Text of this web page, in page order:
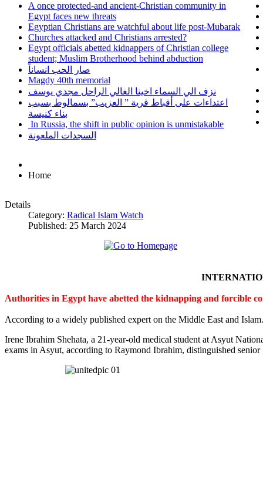
A once protected-and ancient-Christian community in
Egypt faces new threats
Egyptian Christians are watchful about life post-Mubarak
Churches attacked and Christians arrested?
Egypt officials abetted kidnappers of Christian college
student; Muslim Brotherhood behind abduction
صار الحب انساناً
Magdy 40th memorial
نزف الي السماء اخينا الغالي الراحل مجدي يوسف
اعتداءات على أقباط قرية ” العزيب” بسمالوط بسبب
بناء كنيسة
In Russia, the shift in public opinion is unmistakable
السجدات الملعونة
Home
Details
Category: Radical Islam Watch
Published: 25 March 2024
Authorities in Egypt have abetted the kidnapping and forcible
According to a widely published expert on the Middle East and Islam.
Irene Ibrahim Shehata, a 21-year-old medical student at Asyut
exams in Asyut, according to Raymond Ibrahim, distinguished